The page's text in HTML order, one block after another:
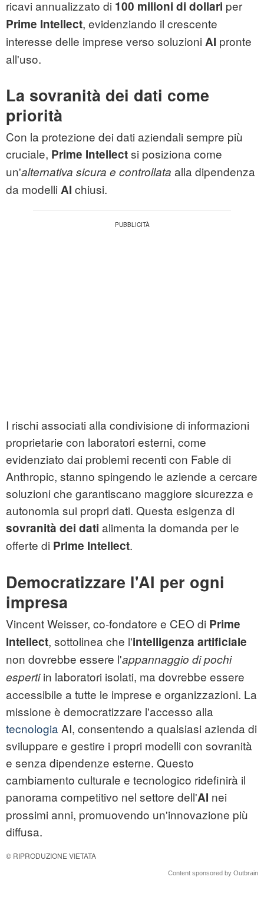
ricavi annualizzato di 100 milioni di dollari per
Prime Intellect, evidenziando il crescente
interesse delle imprese verso soluzioni AI pronte
all'uso.
La sovranità dei dati come
priorità
Con la protezione dei dati aziendali sempre più
cruciale, Prime Intellectsi posiziona come
un'alternativa sicura e controllata alla dipendenza
da modelli AI chiusi.
I rischi associati alla condivisione di informazioni
proprietarie con laboratori esterni, come
evidenziato dai problemi recenti con Fable di
Anthropic, stanno spingendo le aziende a cercare
soluzioni che garantiscano maggiore sicurezza e
autonomia sui propri dati. Questa esigenza di
sovranità dei dati alimenta la domanda per le
offerte di Prime Intellect.
Democratizzare l'AI per ogni
impresa
Vincent Weisser, co-fondatore e CEO di Prime
Intellect, sottolinea che l'intelligenza artificiale
non dovrebbe essere l'appannaggio di pochi
espertiin laboratori isolati, ma dovrebbe essere
accessibile a tutte le imprese e organizzazioni. La
missione è democratizzare l'accesso alla
tecnologia AI, consentendo a qualsiasi azienda di
sviluppare e gestire i propri modelli con sovranità
e senza dipendenze esterne. Questo
cambiamento culturale e tecnologico ridefinirà il
panorama competitivo nel settore dell'AI nei
prossimi anni, promuovendo un'innovazione più
diffusa.
© RIPRODUZIONE VIETATA
Content sponsored by Outbrain